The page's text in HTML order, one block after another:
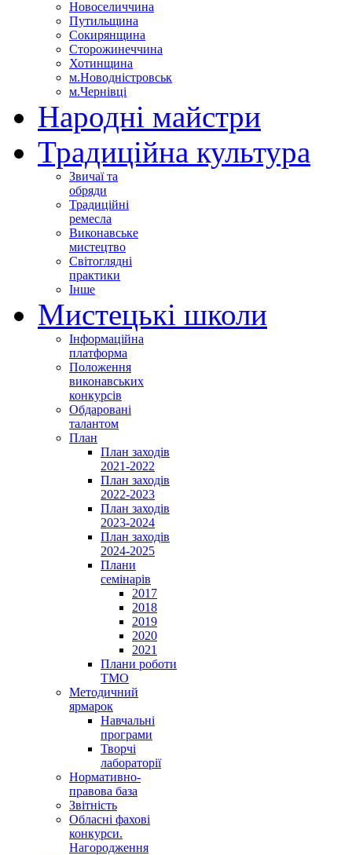
Новоселиччина
Путильщина
Сокирянщина
Сторожинеччина
Хотинщина
м.Новодністровськ
м.Чернівці
Народні майстри
Традиційна культура
Звичаї та
обряди
Традиційні
ремесла
Виконавське
мистецтво
Світоглядні
практики
Інше
Мистецькі школи
Інформаційна
платформа
Положення
виконавських
конкурсів
Обдаровані
талантом
План
План заходів
2021-2022
План заходів
2022-2023
План заходів
2023-2024
План заходів
2024-2025
Плани
семінарів
2017
2018
2019
2020
2021
Плани роботи
ТМО
Методичний
ярмарок
Навчальні
програми
Творчі
лабораторії
Нормативно-
правова база
Звітність
Обласні фахові
конкурси.
Нагородження